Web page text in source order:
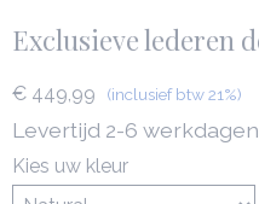
Exclusieve lederen
€ 449,99 (inclusief btw 21%)
Levertijd 2-6 werkdagen
Kies uw kleur